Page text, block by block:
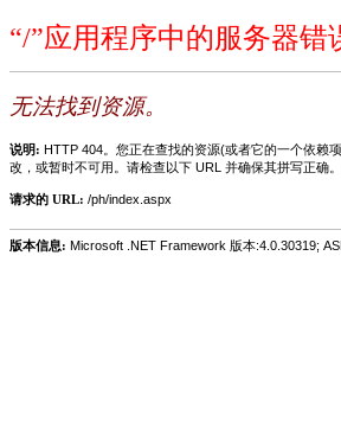
“/”应用程序中的服务器错
无法找到资源。
说明: HTTP 404。您正在查找的资源(或者它的一个依赖
改，或暂时不可用。请检查以下 URL 并确保其拼写正确。
请求的 URL: /ph/index.aspx
版本信息: Microsoft .NET Framework 版本:4.0.30319;